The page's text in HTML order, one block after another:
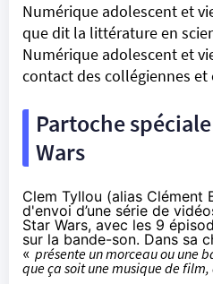
Numérique adolescent et
que dit la littérature en
Numérique adolescent et
contact des collégiennes et
Partoche
Wars
Clem Tyllou (alias Clément
d'envoi d’une série de
Star Wars, avec les 9
sur la bande-son. Dans sa
« présente un morceau ou une
que ça soit une musique de